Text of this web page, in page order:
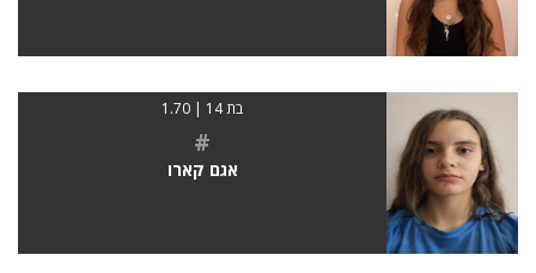
בת 14 | 1.70
#
אגם קארו